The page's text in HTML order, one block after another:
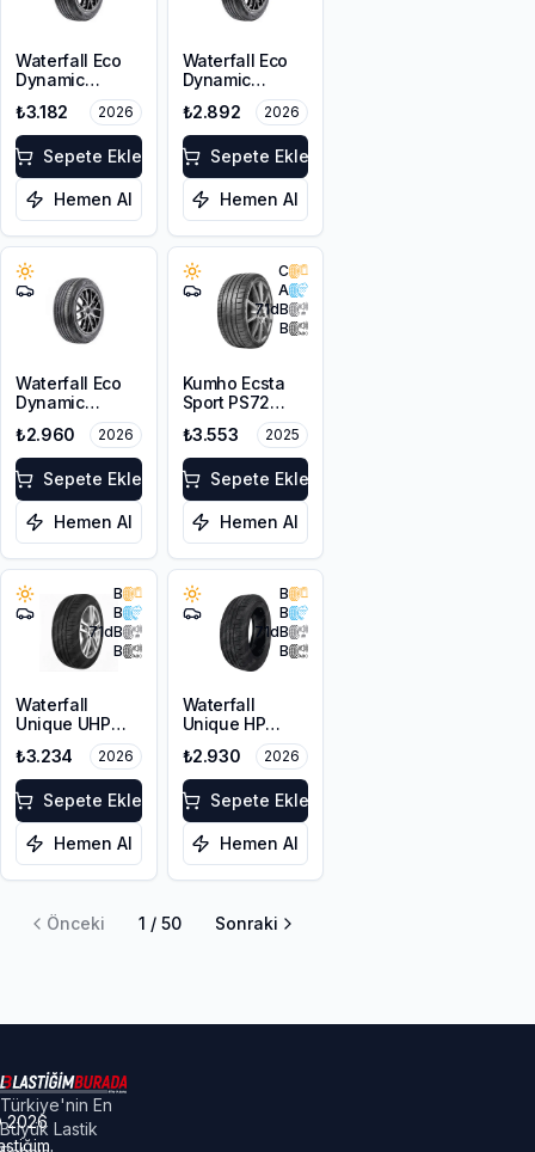
Waterfall Eco
Dynamic
215/60R16 95H
₺3.182 2026
Sepete Ekle
Hemen Al
Waterfall Eco
Dynamic
225/45R17 94W
XL
₺2.892 2026
Sepete Ekle
Hemen Al
Waterfall Eco
Dynamic
215/45R17 91V
XL
₺2.960 2026
Sepete Ekle
Hemen Al
C
A
71dB
B
Kumho Ecsta
Sport PS72
225/45ZR17
91Y EV
₺3.553 2025
Sepete Ekle
Hemen Al
B
B
71dB
B
Waterfall
Unique UHP
215/55R17 94W
₺3.234 2026
Sepete Ekle
Hemen Al
B
B
71dB
B
Waterfall
Unique HP
205/60R16 92V
₺2.930 2026
Sepete Ekle
Hemen Al
Önceki 1 / 50 Sonraki
Türkiye'nin En
Büyük Lastik
2026